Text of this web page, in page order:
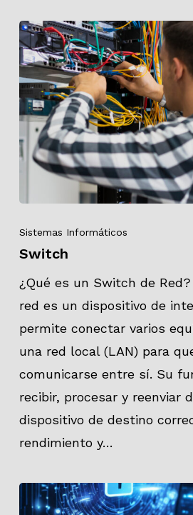
Sistemas Informáticos
Switch
¿Qué es un Switch de
red es un dispositivo de
permite conectar varios
una red local (LAN) para
comunicarse entre sí. Su
recibir, procesar y reenviar
dispositivo de destino
rendimiento y…